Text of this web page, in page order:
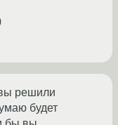
решили
будет